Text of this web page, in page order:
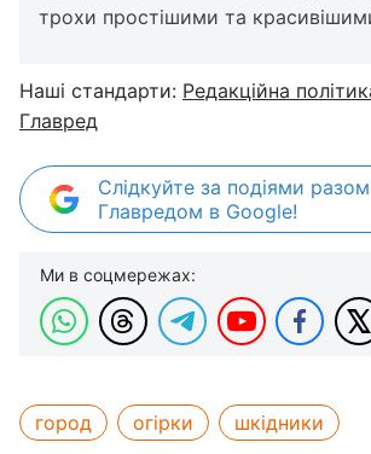
трохи простішими та
Наші стандарти: Редакційна
Главред
Слідкуйте за подіями
Главредом в Google!
Ми в соцмережах:
город огірки шкідники